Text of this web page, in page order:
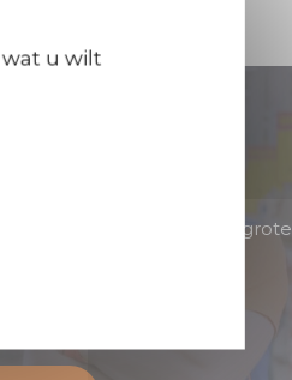
in producten met een grote
u wilt